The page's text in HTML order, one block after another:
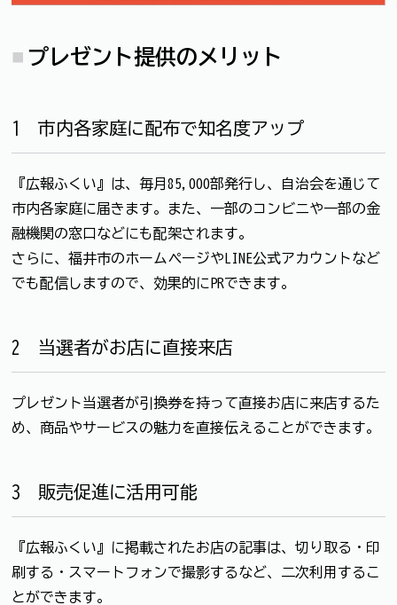
プレゼント提供のメリット
1 市内各家庭に配布で知名度アップ
『広報ふくい』は、毎月85,000部発行し、自治会を通じて
市内各家庭に届きます。また、一部のコンビニや一部の金
融機関の窓口などにも配架されます。
さらに、福井市のホームページやLINE公式アカウントなど
でも配信しますので、効果的にPRできます。
2 当選者がお店に直接来店
プレゼント当選者が引換券を持って直接お店に来店するた
め、商品やサービスの魅力を直接伝えることができます。
3 販売促進に活用可能
『広報ふくい』に掲載されたお店の記事は、切り取る・印
刷する・スマートフォンで撮影するなど、二次利用するこ
とができます。